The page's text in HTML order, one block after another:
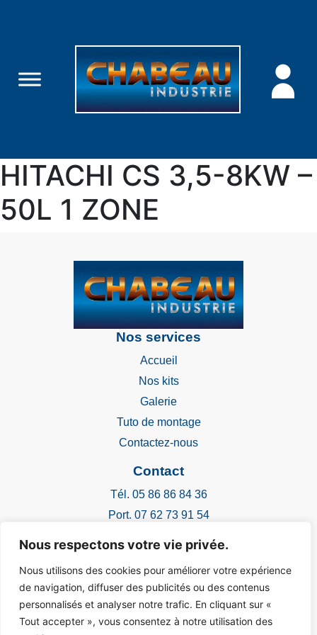
Nous respectons votre vie privée.
Nous utilisons des cookies pour améliorer votre expérience
de navigation, diffuser des publicités ou des contenus
personnalisés et analyser notre trafic. En cliquant sur «
Tout accepter », vous consentez à notre utilisation des
HITACHI CS 3,5-8KW –
50L 1 ZONE
Nos services
Accueil
Nos kits
Galerie
Tuto de montage
Contactez-nous
Contact
Tél. 05 86 86 84 36
Port. 07 62 73 91 54
2 impasse de la margot
16110 La Rochefoucauld-en-Angoumois